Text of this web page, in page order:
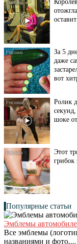
За 5
даже
вот
Ролик
шоке
Этот
грибок
Популярные статьи
Эмблемы
Все эмблемы
названиями и фото,...